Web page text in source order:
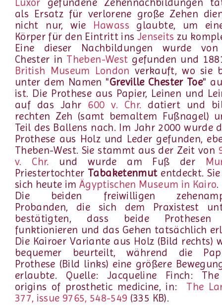
Luxor gefundene Zehennachbildungen
als Ersatz für verlorene große Zehen
nicht nur, wie
Hawass glaubte, um
Körper für den Eintritt ins Jenseits zu
Eine dieser Nachbildungen wurde von
Chester in Theben-West gefunden und
British Museum London verkauft, wo sie
unter dem Namen "Greville Chester Toe"
ist. Die Prothese aus Papier, Leinen und
auf das Jahr 600 v. Chr. datiert und
rechten Zeh (samt bemaltem Fußnagel)
Teil des Ballens nach. Im Jahr 2000 wurde
Prothese aus Holz und Leder gefunden,
Theben-West. Sie stammt aus der Zeit von
v. Chr. und wurde am Fuß der
Priestertochter Tabaketenmutentdeckt.
sich heute im Ägyptischen Museum in Kairo.
Die beiden freiwilligen
Probanden, die sich dem Praxistest
bestätigten, dass beide Prothesen
funktionieren und das Gehen tatsächlich
Die Kairoer Variante aus Holz (Bild rechts)
bequemer beurteilt, während die
Prothese (Bild links) eine größere
erlaubte. Quelle: Jacqueline Finch:
origins of prosthetic medicine, in:
The
377, issue 9765, 548-549 (335 KB).